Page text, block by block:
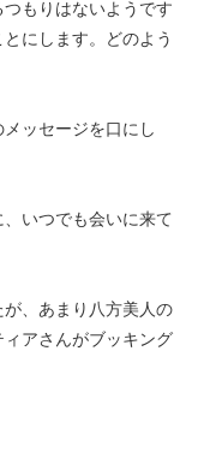
つもりはないようです
にします。どのよう
ッセージを口にし
いつでも会いに来て
が、あまり八方美人の
アさんがブッキング